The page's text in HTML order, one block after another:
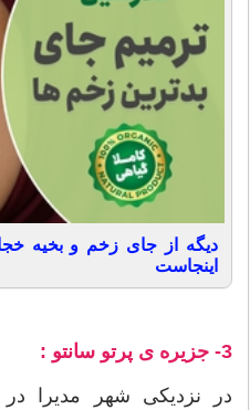
دیگه از جای زخم و بخیه
اینجاست
3- جزیره ی پرتو سانتو :
در نزدیکی شهر مدیرا